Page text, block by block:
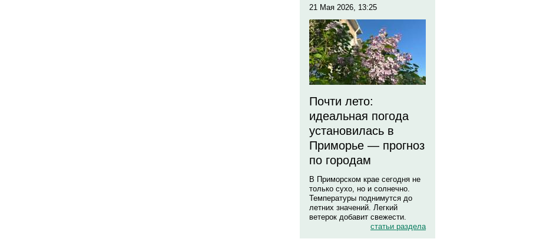
21 Мая 2026, 13:25
Почти лето:
идеальная погода
установилась в
Приморье — прогноз
по городам
В Приморском крае сегодня не
только сухо, но и солнечно.
Температуры поднимутся до
летних значений. Легкий
ветерок добавит свежести.
статьи раздела